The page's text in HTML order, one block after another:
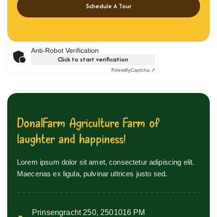
Schedule A Tour
Anti-Robot Verification
Click to start verification
FriendlyCaptcha ⇗
DonalFarm Agriculture Farm of
laughter and happiness!
Lorem ipsum dolor sit amet, consectetur adipiscing elit.
Maecenas ex ligula, pulvinar ultrices justo sed.
Prinsengracht 250, 2501016 PM